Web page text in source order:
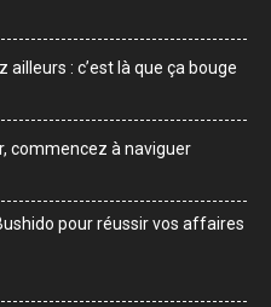
: c’est là que ça bouge
commencez à naviguer
pour réussir vos affaires